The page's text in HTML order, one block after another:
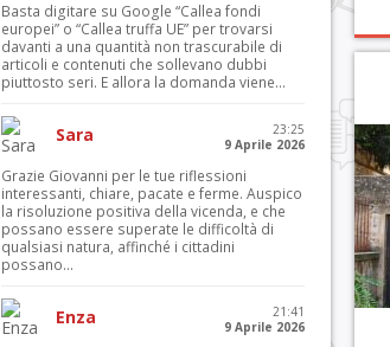
Basta digitare su Google “Callea fondi
europei” o “Callea truffa UE” per trovarsi
davanti a una quantità non trascurabile di
articoli e contenuti che sollevano dubbi
piuttosto seri. E allora la domanda viene...
Sara
23:25
9 Aprile 2026
Grazie Giovanni per le tue riflessioni
interessanti, chiare, pacate e ferme. Auspico
la risoluzione positiva della vicenda, e che
possano essere superate le difficoltà di
qualsiasi natura, affinché i cittadini
possano...
Enza
21:41
9 Aprile 2026